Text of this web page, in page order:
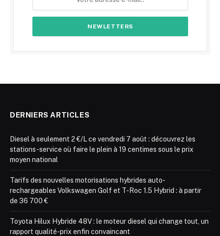
DERNIERS ARTICLES
Diesel à seulement 2 €/L ce vendredi 7 août : découvrez les
stations-service où faire le plein à 19 centimes sous le prix
moyen national
Tarifs des nouvelles motorisations hybrides auto-
rechargeables Volkswagen Golf et T-Roc 1.5 Hybrid : à partir
de 36 700 €
Toyota Hilux Hybride 48V : le moteur diesel qui change tout, un
rapport qualité-prix enfin convaincant